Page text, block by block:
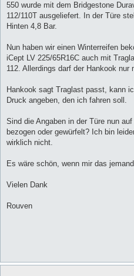
550 wurde mit dem Bridgestone
112/110T ausgeliefert. In der Türe
Hinten 4,8 Bar.
Nun haben wir einen Winterreifen
iCept LV 225/65R16C auch mit
112. Allerdings darf der Hankook
Hankook sagt Traglast passt, kann
Druck angeben, den ich fahren soll.
Sind die Angaben in der Türe nun
bezogen oder gewürfelt? Ich bin
wirklich nicht.
Es wäre schön, wenn mir das
Vielen Dank
Rouven